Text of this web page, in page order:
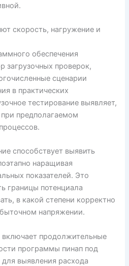
скорость, нагружение и
обеспечения
загрузочных проверок,
сценарии
в практических
тестирование выявляет,
предполагаемом
способствует выявить
наращивая
показателей. Это
границы потенциала
в какой степени корректно
напряжении.
включает продолжительные
программы пинап под
выявления расхода